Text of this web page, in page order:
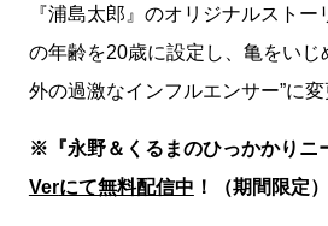
『浦島太郎』のオリジナルスト
の年齢を20歳に設定し、亀をいじ
外の過激なインフルエンサー”に
※ 『永野＆くるまのひっかかりニ
Verにて無料配信中 ！（期間限定）